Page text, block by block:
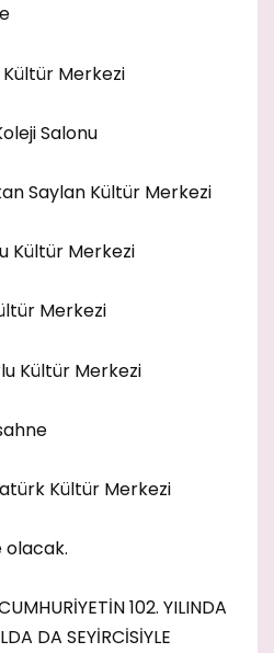
Merkezi
Salonu
Saylan Kültür Merkezi
Kültür Merkezi
Merkezi
Kültür Merkezi
Kültür Merkezi
olacak.
102. YILINDA
DA SEYİRCİSİYLE